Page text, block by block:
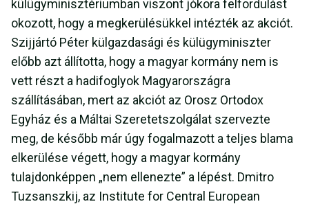
külügyminisztériumban viszont jókora felfordulást
okozott, hogy a megkerülésükkel intézték az akciót.
Szijjártó Péter külgazdasági és külügyminiszter
előbb azt állította, hogy a magyar kormány nem is
vett részt a hadifoglyok Magyarországra
szállításában, mert az akciót az Orosz Ortodox
Egyház és a Máltai Szeretetszolgálat szervezte
meg, de később már úgy fogalmazott a teljes blama
elkerülése végett, hogy a magyar kormány
tulajdonképpen „nem ellenezte” a lépést. Dmitro
Tuzsanszkij, az Institute for Central European